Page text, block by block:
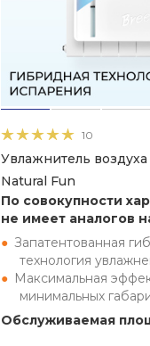
10
Увлажнитель
Natural Fun
По совокупности
не имеет аналогов
Запатентованная
технология
Максимальная
минимальных
Обслуживаемая